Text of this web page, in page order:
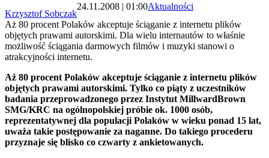
Krzysztof Sobczak
24.11.2008 | 01:00Aktualności
Aż 80 procent Polaków akceptuje ściąganie z internetu plików
objętych prawami autorskimi. Dla wielu internautów to właśnie
możliwość ściągania darmowych filmów i muzyki stanowi o
atrakcyjności internetu.
Aż 80 procent Polaków akceptuje ściąganie z internetu plików
objętych prawami autorskimi. Tylko co piąty z uczestników
badania przeprowadzonego przez Instytut MillwardBrown
SMG/KRC na ogólnopolskiej próbie ok. 1000 osób,
reprezentatywnej dla populacji Polaków w wieku ponad 15 lat,
uważa takie postępowanie za naganne. Do takiego procederu
przyznaje się blisko co czwarty z ankietowanych.